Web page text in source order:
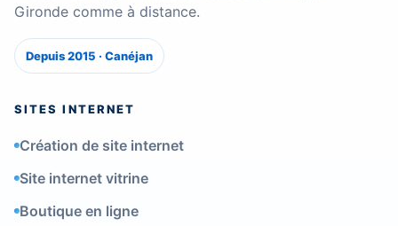
Gironde comme à distance.
Depuis 2015 · Canéjan
SITES INTERNET
Création de site internet
Site internet vitrine
Boutique en ligne